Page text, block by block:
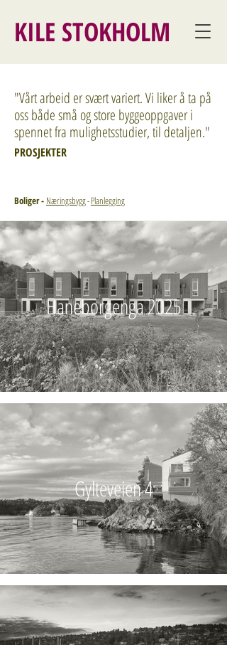
KILE STOKHOLM
"Vårt arbeid er svært variert. Vi liker å ta på
oss både små og store byggeoppgaver i
spennet fra mulighetsstudier, til detaljen."
PROSJEKTER
Boliger- Næringsbygg-Planlegging
Haneborgenga 2025
Gylteveien 4